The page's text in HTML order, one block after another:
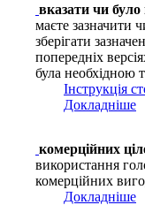
вказати чи було
маєте зазначити
зберігати
попередніх
була необхідною
Інструкція
Докладніше
комерційних
використання
комерційних
Докладніше